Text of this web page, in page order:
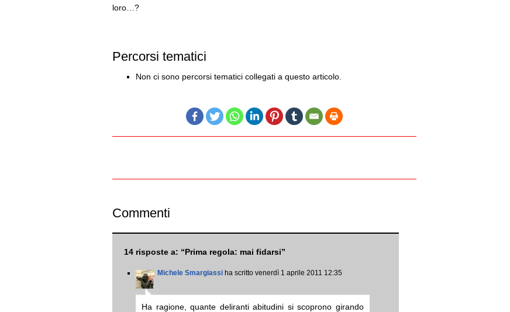
loro…?
Percorsi tematici
Non ci sono percorsi tematici collegati a questo articolo.
Commenti
14 risposte a: “Prima regola: mai fidarsi”
Michele Smargiassi ha scritto venerdì 1 aprile 2011 12:35
Ha ragione, quante deliranti abitudini si scoprono girando